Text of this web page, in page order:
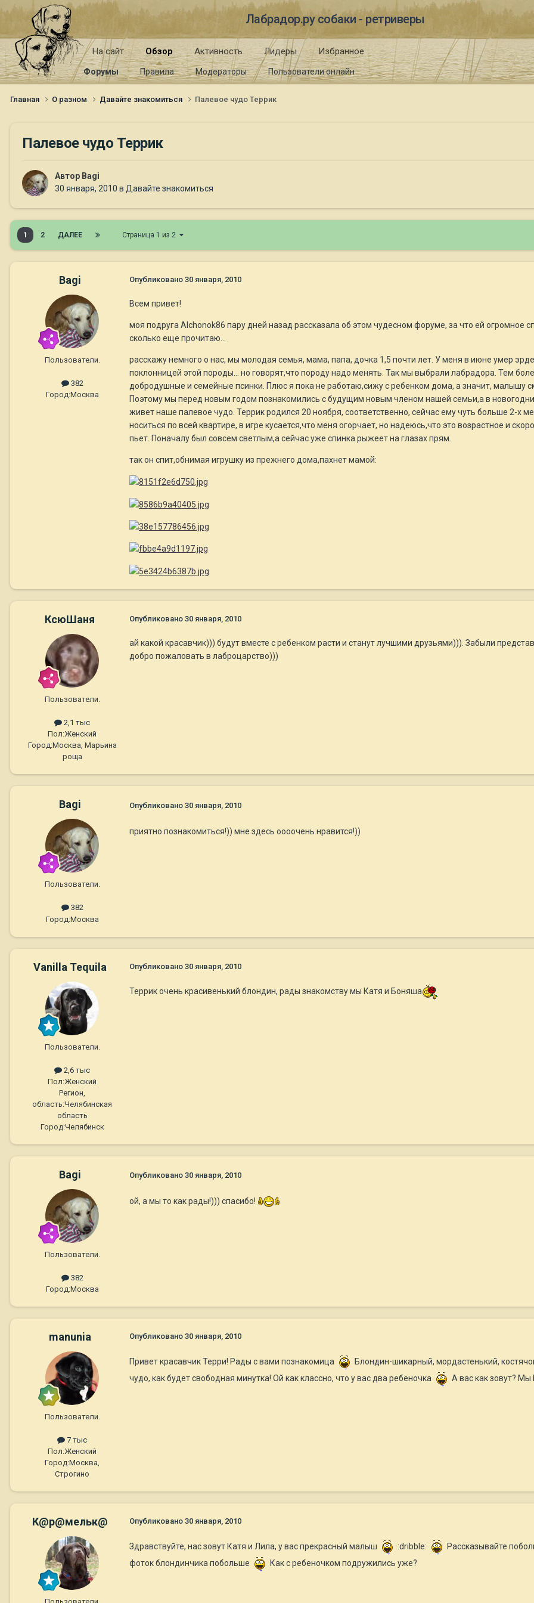
Лабрадор.ру собаки - ретриверы
На сайт Обзор
Форумы Правила Модераторы Пользователи онлайн
Активность Лидеры Избранное
Главная О разном Давайте знакомиться Палевое чудо Террик
Палевое чудо Террик
Автор Bagi
30 января, 2010 в Давайте знакомиться
1 2 ДАЛЕЕ Страница 1 из 2
Bagi
Пользователи.
382
Город:Москва
Опубликовано 30 января, 2010
Всем привет!
моя подруга Alchonok86 пару дней назад рассказала об этом чудесном форуме, за что ей огромное
сколько еще прочитаю...
расскажу немного о нас, мы молодая семья, мама, папа, дочка 1,5 почти лет. У меня в июне умер
поклонницей этой породы... но говорят,что породу надо менять. Так мы выбрали лабрадора. Тем
добродушные и семейные псинки. Плюс я пока не работаю,сижу с ребенком дома, а значит, малышу
Поэтому мы перед новым годом познакомились с будущим новым членом нашей семьи,а в
живет наше палевое чудо. Террик родился 20 ноября, соответственно, сейчас ему чуть больше 2-х
носиться по всей квартире, в игре кусается,что меня огорчает, но надеюсь,что это возрастное и
пьет. Поначалу был совсем светлым,а сейчас уже спинка рыжеет на глазах прям.
так он спит,обнимая игрушку из прежнего дома,пахнет мамой:
КсюШаня
Пользователи.
2,1 тыс
Пол:Женский
Город:Москва, Марьина
роща
Опубликовано 30 января, 2010
ай какой красавчик))) будут вместе с ребенком расти и станут лучшими друзьями))). Забыли
добро пожаловать в лаброцарство)))
Bagi
Пользователи.
382
Город:Москва
Опубликовано 30 января, 2010
приятно познакомиться!)) мне здесь оооочень нравится!))
Vanilla Tequila
Пользователи.
2,6 тыс
Пол:Женский
Регион,
область:Челябинская
область
Город:Челябинск
Опубликовано 30 января, 2010
Террик очень красивенький блондин, рады знакомству мы Катя и Боняша
Bagi
Пользователи.
382
Город:Москва
Опубликовано 30 января, 2010
ой, а мы то как рады!))) спасибо!
manunia
Пользователи.
7 тыс
Пол:Женский
Город:Москва,
Строгино
Опубликовано 30 января, 2010
Привет красавчик Терри! Рады с вами познакомица Блондин-шикарный, мордастенький,
чудо, как будет свободная минутка! Ой как классно, что у вас два ребеночка
А вас как зовут?
К@р@мельк@ Опубликовано 30 января, 2010
Здравствуйте, нас зовут Катя и Лила, у вас прекрасный малыш :dribble:
Рассказывайте
фоток блондинчика побольше
Как с ребеночком подружились уже?